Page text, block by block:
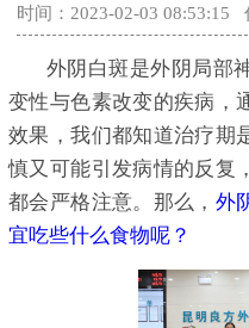
时间：2023-02-03 08:53:15
外阴白斑是外阴局部神
变性与色素改变的疾病，
效果，我们都知道治疗期
慎又可能引发病情的反复
都会严格注意。那么， 外
宜吃些什么食物呢？